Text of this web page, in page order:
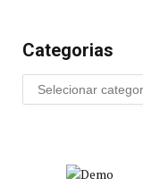
Categorias